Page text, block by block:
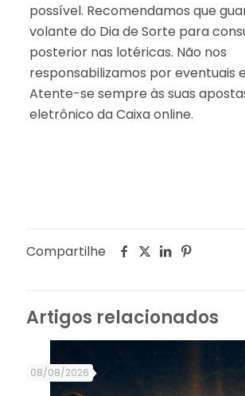
possível. Recomendamos que
volante do Dia de Sorte para
posterior nas lotéricas. Não nos
responsabilizamos por eventuais
Atente-se sempre às suas
eletrônico da Caixa online.
Compartilhe
Artigos relacionados
08/08/2026